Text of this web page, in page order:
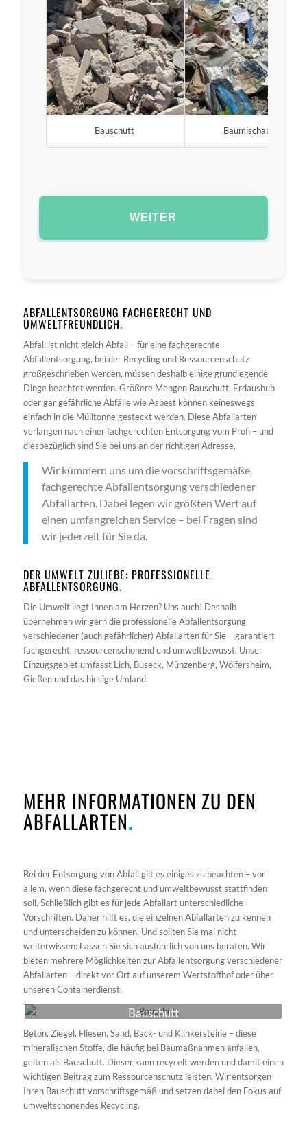
Bauschutt Baumischabfall
WEITER
ABFALLENTSORGUNG FACHGERECHT UND
UMWELTFREUNDLICH.
Abfall ist nicht gleich Abfall – für eine fachgerechte
Abfallentsorgung, bei der Recycling und Ressourcenschutz
großgeschrieben werden, müssen deshalb einige grundlegende
Dinge beachtet werden. Größere Mengen Bauschutt, Erdaushub
oder gar gefährliche Abfälle wie Asbest können keineswegs
einfach in die Mülltonne gesteckt werden. Diese Abfallarten
verlangen nach einer fachgerechten Entsorgung vom Profi – und
diesbezüglich sind Sie bei uns an der richtigen Adresse.
Wir kümmern uns um die vorschriftsgemäße,
fachgerechte Abfallentsorgung verschiedener
Abfallarten. Dabei legen wir größten Wert auf
einen umfangreichen Service – bei Fragen sind
wir jederzeit für Sie da.
DER UMWELT ZULIEBE: PROFESSIONELLE
ABFALLENTSORGUNG.
Die Umwelt liegt Ihnen am Herzen? Uns auch! Deshalb
übernehmen wir gern die professionelle Abfallentsorgung
verschiedener (auch gefährlicher) Abfallarten für Sie – garantiert
fachgerecht, ressourcenschonend und umweltbewusst. Unser
Einzugsgebiet umfasst Lich, Buseck, Münzenberg, Wölfersheim,
Gießen und das hiesige Umland.
MEHR INFORMATIONEN ZU DEN
ABFALLARTEN.
Bei der Entsorgung von Abfall gilt es einiges zu beachten – vor
allem, wenn diese fachgerecht und umweltbewusst stattfinden
soll. Schließlich gibt es für jede Abfallart unterschiedliche
Vorschriften. Daher hilft es, die einzelnen Abfallarten zu kennen
und unterscheiden zu können. Und sollten Sie mal nicht
weiterwissen: Lassen Sie sich ausführlich von uns beraten. Wir
bieten mehrere Möglichkeiten zur Abfallentsorgung verschiedener
Abfallarten – direkt vor Ort auf unserem Wertstoffhof oder über
unseren Containerdienst.
Bauschutt
Beton, Ziegel, Fliesen, Sand, Back- und Klinkersteine – diese
mineralischen Stoffe, die häufig bei Baumaßnahmen anfallen,
gelten als Bauschutt. Dieser kann recycelt werden und damit einen
wichtigen Beitrag zum Ressourcenschutz leisten. Wir entsorgen
Ihren Bauschutt vorschriftsgemäß und setzen dabei den Fokus auf
umweltschonendes Recycling.